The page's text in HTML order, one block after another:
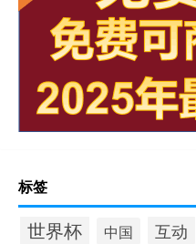
标签
世界杯 中国 互动